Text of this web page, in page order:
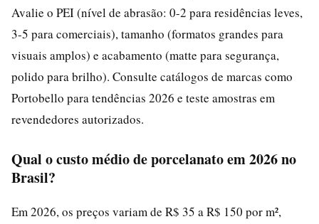
Avalie o PEI (nível de abrasão: 0-2 para residências leves,
3-5 para comerciais), tamanho (formatos grandes para
visuais amplos) e acabamento (matte para segurança,
polido para brilho). Consulte catálogos de marcas como
Portobello para tendências 2026 e teste amostras em
revendedores autorizados.
Qual o custo médio de porcelanato em 2026 no
Brasil?
Em 2026, os preços variam de R$ 35 a R$ 150 por m²,